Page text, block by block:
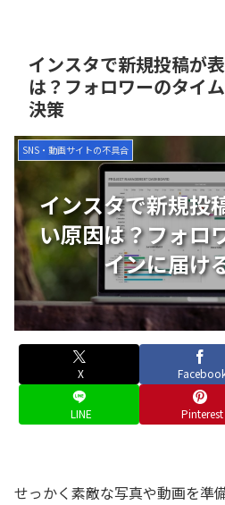
インスタで新規投稿が
は？フォロワーのタイ
決策
インスタで新規投
い原因は？フォロ
インに届け
SNS・動画サイトの不具合
X
LINE Pinterest
せっかく素敵な写真や動画を準